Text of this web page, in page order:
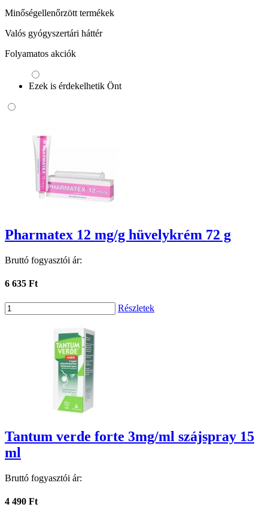
Minőségellenőrzött termékek
Valós gyógyszertári háttér
Folyamatos akciók
Ezek is érdekelhetik Önt
Pharmatex 12 mg/g hüvelykrém 72 g
Bruttó fogyasztói ár:
6 635 Ft
Részletek
Tantum verde forte 3mg/ml szájspray 15
ml
Bruttó fogyasztói ár:
4 490 Ft